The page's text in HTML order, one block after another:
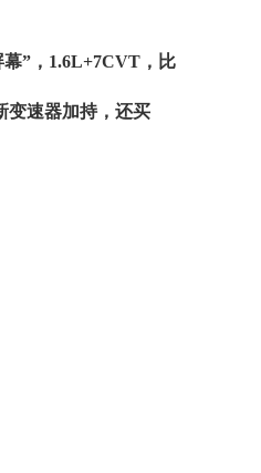
幕”，1.6L+7CVT，比
变速器加持，还买